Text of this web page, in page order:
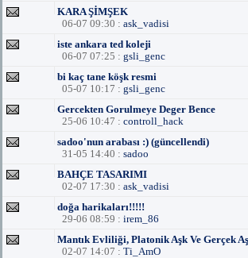
KARA ŞİMŞEK
06-07 09:30 : ask_vadisi
iste ankara ted koleji
06-07 07:25 : gsli_genc
bi kaç tane köşk resmi
05-07 10:17 : gsli_genc
Gercekten Gorulmeye Deger Bence
25-06 10:47 : controll_hack
sadoo'nun arabası :) (güncellendi)
31-05 14:40 : sadoo
BAHÇE TASARIMI
02-07 17:30 : ask_vadisi
doğa harikaları!!!!!
29-06 08:59 : irem_86
Mantık Evliliği, Platonik Aşk Ve Gerçek
02-07 14:07 : Ti_AmO